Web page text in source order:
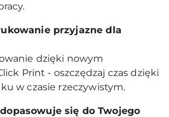
przyjazne dla
dzięki nowym
Print - oszczędzaj czas dzięki
w czasie rzeczywistym.
dopasowuje się do Twojego